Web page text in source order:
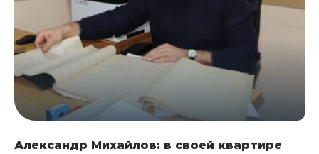
Александр Михайлов: в своей квартире